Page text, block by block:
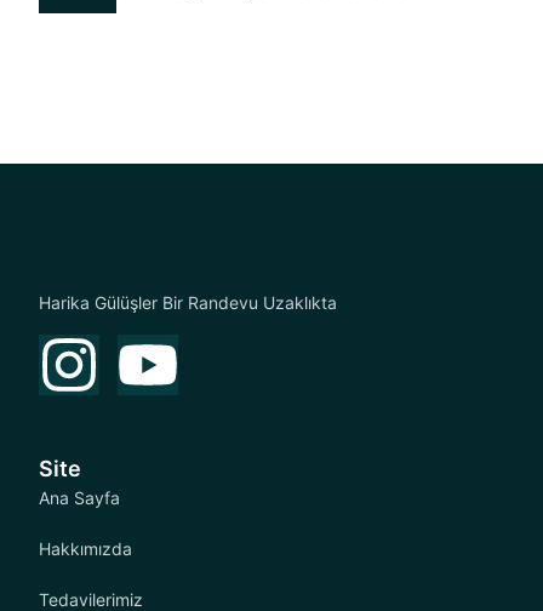
Harika Gülüşler Bir Randevu Uzaklıkta
Site
Ana Sayfa
Hakkımızda
Tedavilerimiz